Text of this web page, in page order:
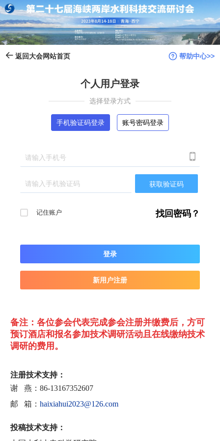
返回大会网站首页 帮助中心>>
个人用户登录
选择登录方式
手机验证码登录 账号密码登录

获取验证码
记住账户 找回密码？
登录
新用户注册
备注：各位参会代表完成参会注册并缴费后，方可
预订酒店和报名参加技术调研活动且在线缴纳技术
调研的费用。
注册技术支持：
谢 燕：86-13167352607
邮 箱：haixiahui2023@126.com
投稿技术支持：